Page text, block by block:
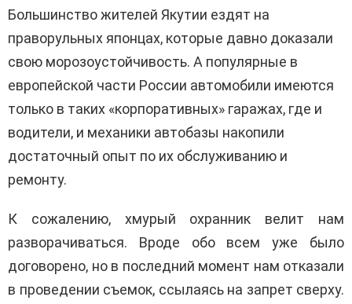
Большинство жителей Якутии ездят на
праворульных японцах, которые давно доказали
свою морозоустойчивость. А популярные в
европейской части России автомобили имеются
только в таких «корпоративных» гаражах, где и
водители, и механики автобазы накопили
достаточный опыт по их обслуживанию и
ремонту.
К сожалению, хмурый охранник велит нам
разворачиваться. Вроде обо всем уже было
договорено, но в последний момент нам отказали
в проведении съемок, ссылаясь на запрет сверху.